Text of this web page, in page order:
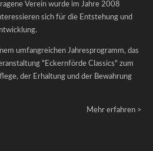
Verein wurde im Jahre 2008
sich für die Entstehung und
umfangreichen Jahresprogramm, das
"Eckernförde Classics" zum
der Erhaltung und der Bewahrung
Mehr erfahren >